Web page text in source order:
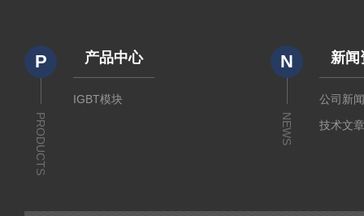
P
PRODUCTS
产品中心
IGBT模块
N
NEWS
新闻
公司新
技术文